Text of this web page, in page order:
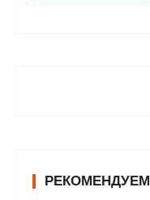
РЕКОМЕНДУЕМ